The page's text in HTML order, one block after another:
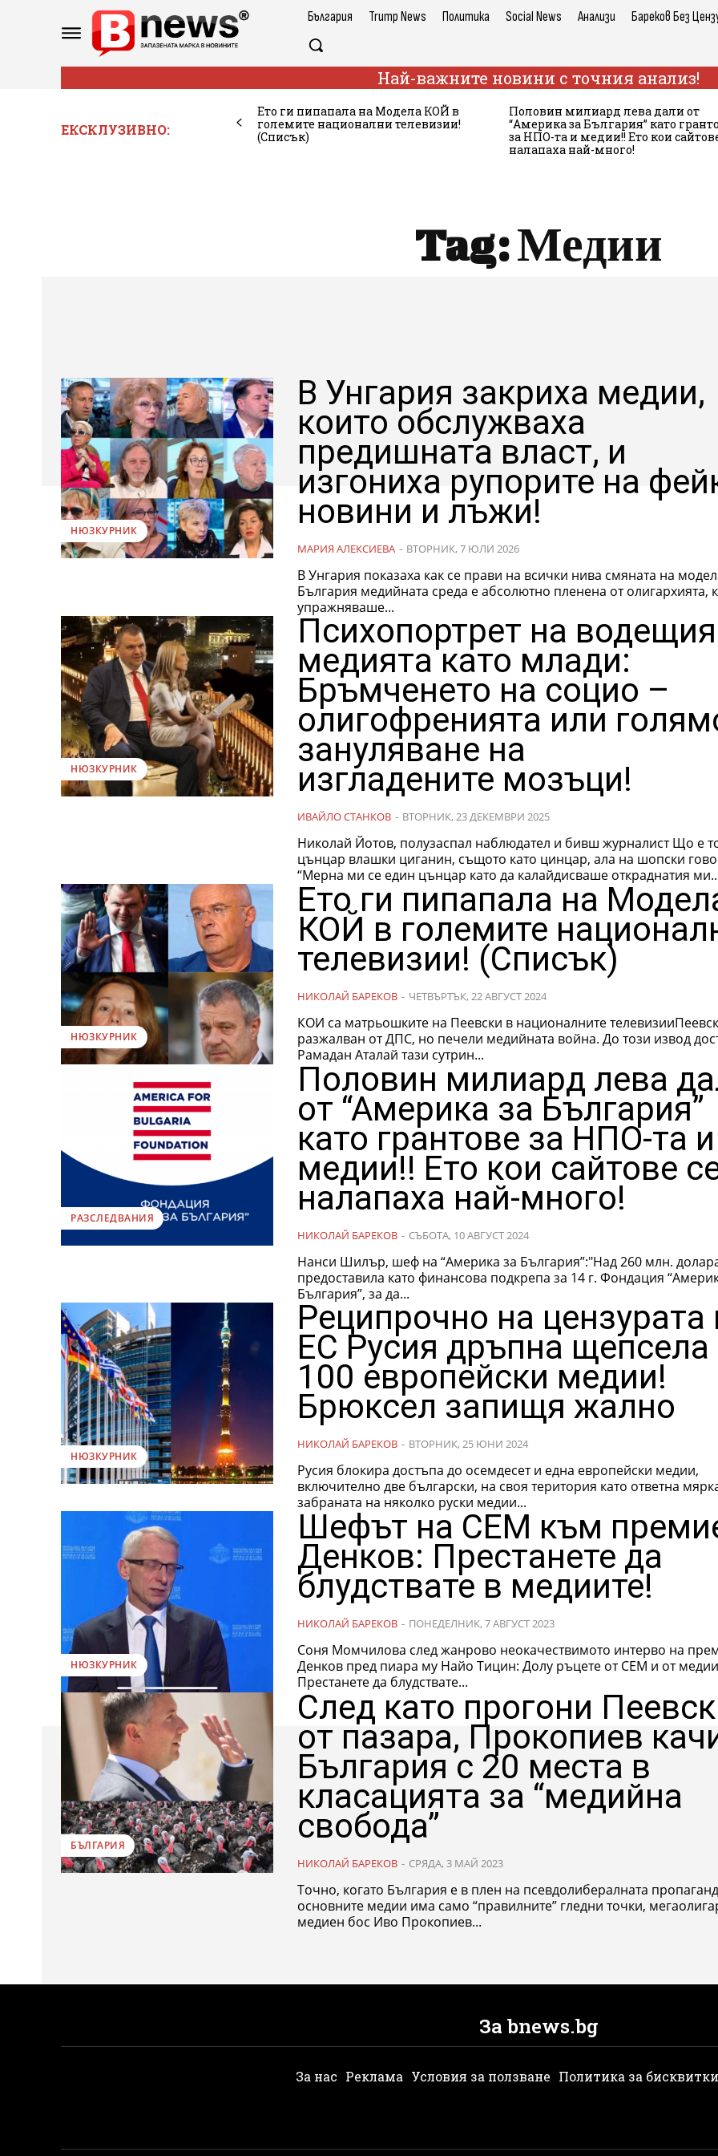
България Trump News Политика Social News Анализи Бареков Без
Най-важните новини с точния анализ!
ЕКСКЛУЗИВНО:
Ето ги пипапала на Модела КОЙ в
големите национални телевизии!
(Списък)
Половин милиард лева дали от
“Америка за България” като
за НПО-та и медии!! Ето кои
налапаха най-много!
Tag:Медии
НЮЗКУРНИК
В Унгария закриха медии,
които обслужваха
предишната власт, и
изгониха рупорите на
новини и лъжи!
МАРИЯ АЛЕКСИЕВА - ВТОРНИК, 7 ЮЛИ 2026
В Унгария показаха как се прави на всички нива смяната на
България медийната среда е абсолютно пленена от олигархията,
упражняваше...
НЮЗКУРНИК
Психопортрет на
медията като млади:
Бръмченето на социо –
олигофренията или
зануляване на
изгладените мозъци!
ИВАЙЛО СТАНКОВ - ВТОРНИК, 23 ДЕКЕМВРИ 2025
Николай Йотов, полузаспал наблюдател и бивш журналист Що е то
цънцар влашки циганин, същото като цинцар, ала на шопски говор
“Мерна ми се един цънцар като да калайдисваше откраднатия
НЮЗКУРНИК
Ето ги пипапала на
КОЙ в големите
телевизии! (Списък)
НИКОЛАЙ БАРЕКОВ - ЧЕТВЪРТЪК, 22 АВГУСТ 2024
КОИ са матрьошките на Пеевски в националните
разжалван от ДПС, но печели медийната война. До този извод
Рамадан Аталай тази сутрин...
РАЗСЛЕДВАНИЯ
Половин милиард лева
от “Америка за България”
като грантове за НПО-та и
медии!! Ето кои сайтове
налапаха най-много!
НИКОЛАЙ БАРЕКОВ - СЪБОТА, 10 АВГУСТ 2024
Нанси Шилър, шеф на “Америка за България”:"Над 260 млн.
предоставила като финансова подкрепа за 14 г. Фондация
България”, за да...
НЮЗКУРНИК
Реципрочно на цензурата
ЕС Русия дръпна щепсела
100 европейски медии!
Брюксел запищя жално
НИКОЛАЙ БАРЕКОВ - ВТОРНИК, 25 ЮНИ 2024
Русия блокира достъпа до осемдесет и една европейски медии,
включително две български, на своя територия като ответна
забраната на няколко руски медии...
НЮЗКУРНИК
Шефът на СЕМ към
Денков: Престанете да
блудствате в медиите!
НИКОЛАЙ БАРЕКОВ - ПОНЕДЕЛНИК, 7 АВГУСТ 2023
Соня Момчилова след жанрово неокачествимото интерво на
Денков пред пиара му Найо Тицин: Долу ръцете от СЕМ и от
Престанете да блудствате...
БЪЛГАРИЯ
След като прогони
от пазара, Прокопиев
България с 20 места в
класацията за “медийна
свобода”
НИКОЛАЙ БАРЕКОВ - СРЯДА, 3 МАЙ 2023
Точно, когато България е в плен на псевдолибералната
основните медии има само “правилните” гледни точки,
медиен бос Иво Прокопиев...
За bnews.bg
За нас Реклама Условия за ползване Политика за бисквитки